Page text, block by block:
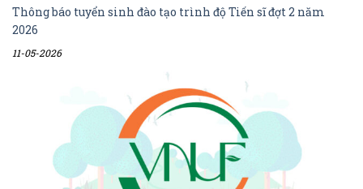
Thông báo tuyển sinh đào tạo trình độ Tiến sĩ đợt 2 năm
2026
11-05-2026